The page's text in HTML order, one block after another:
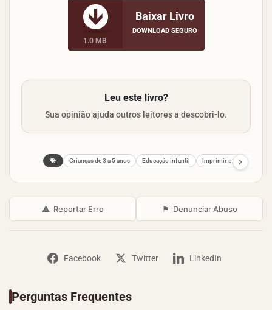
1.0 MB
Baixar Livro
DOWNLOAD SEGURO
Leu este livro?
Sua opinião ajuda outros leitores a descobri-lo.
Crianças de 3 a 5 anos Educação Infantil Imprimir e Colorir
⚠ Reportar Erro ⚑ Denunciar Abuso
Facebook Twitter LinkedIn
Perguntas Frequentes